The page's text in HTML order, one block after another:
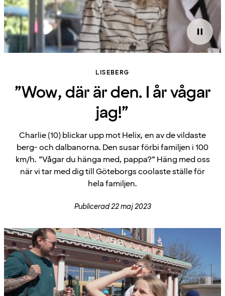
LISEBERG
”Wow, där är den. I år vågar
jag!”
Charlie (10) blickar upp mot Helix, en av de vildaste
berg- och dalbanorna. Den susar förbi familjen i 100
km/h. ”Vågar du hänga med, pappa?” Häng med oss
när vi tar med dig till Göteborgs coolaste ställe för
hela familjen.
Publicerad 22 maj 2023